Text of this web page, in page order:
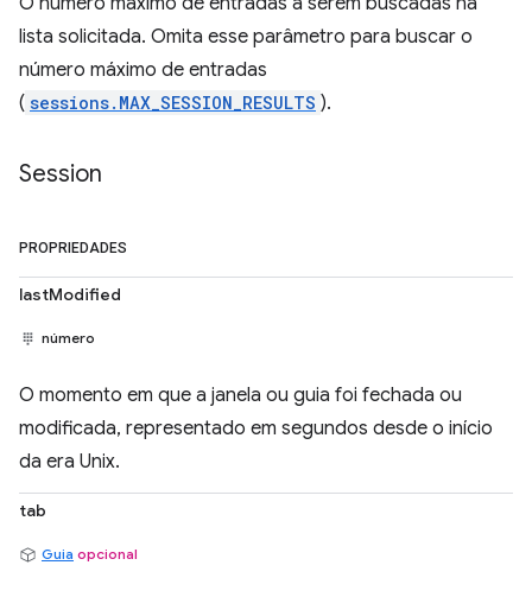
lista solicitada. Omita esse parâmetro para buscar o
número máximo de entradas
( sessions.MAX_SESSION_RESULTS ).
Session
PROPRIEDADES
lastModified
número
O momento em que a janela ou guia foi fechada ou
modificada, representado em segundos desde o início
da era Unix.
tab
Guia opcional